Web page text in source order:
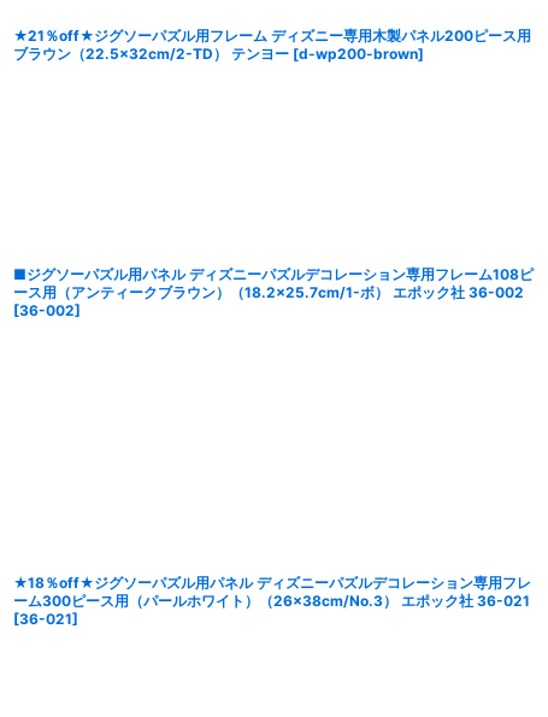
★21％off★ジグソーパズル用フレーム ディズニー専用木製パネル200ピース用
ブラウン（22.5×32cm/2-TD） テンヨー [d-wp200-brown]
■ジグソーパズル用パネル ディズニーパズルデコレーション専用フレーム108ピ
ース用（アンティークブラウン）（18.2×25.7cm/1-ボ） エポック社 36-002
[36-002]
★18％off★ジグソーパズル用パネル ディズニーパズルデコレーション専用フレ
ーム300ピース用（パールホワイト）（26×38cm/No.3） エポック社 36-021
[36-021]